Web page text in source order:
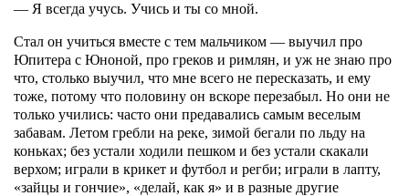
— Я всегда учусь. Учись и ты со мной.
Стал он учиться вместе с тем мальчиком — выучил про
Юпитера с Юноной, про греков и римлян, и уж не знаю про
что, столько выучил, что мне всего не пересказать, и ему
тоже, потому что половину он вскоре перезабыл. Но они не
только учились: часто они предавались самым веселым
забавам. Летом гребли на реке, зимой бегали по льду на
коньках; без устали ходили пешком и без устали скакали
верхом; играли в крикет и футбол и регби; играли в лапту,
«зайцы и гончие», «делай, как я» и в разные другие